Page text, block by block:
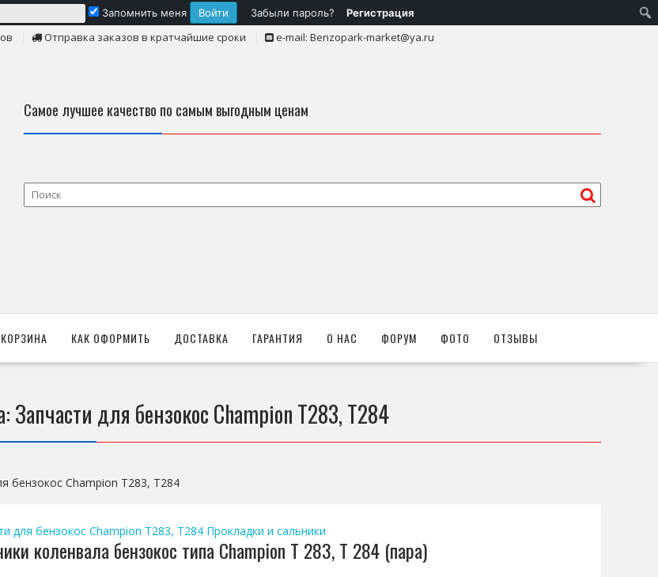
Запомнить меня Забыли пароль? Регистрация
Отправка заказов в кратчайшие сроки e-mail: Benzopark-market@ya.ru
Самое лучшее качество по самым выгодным ценам
КОРЗИНА КАК ОФОРМИТЬ ДОСТАВКА ГАРАНТИЯ О НАС ФОРУМ ФОТО ОТЗЫВЫ
Запчасти для бензокос Champion T283, T284
бензокос Champion T283, T284
для бензокос Champion T283, T284 Прокладки и сальники
коленвала бензокос типа Champion T 283, T 284 (пара)